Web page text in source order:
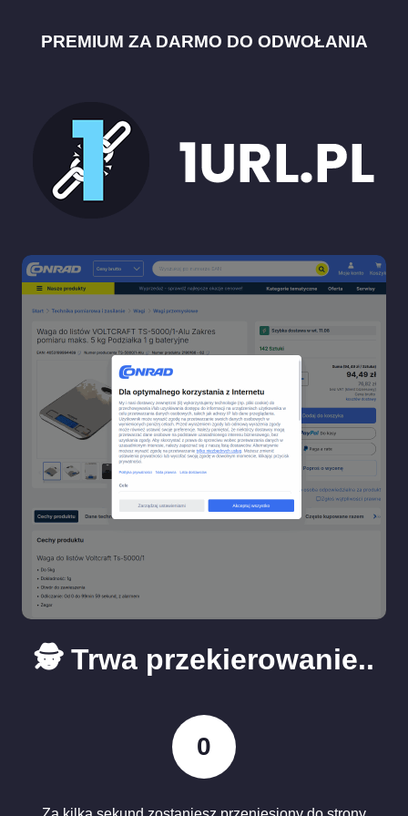
PREMIUM ZA DARMO DO ODWOŁANIA
🕵️ Trwa przekierowanie..
0